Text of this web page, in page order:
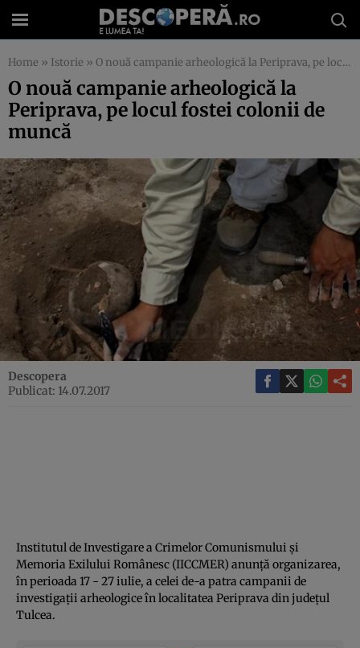
Home » Istorie » O nouă campanie arheologică la Periprava, pe locul fostei colonii de muncă
O nouă campanie arheologică la
Periprava, pe locul fostei colonii de
muncă
Descopera
Publicat: 14.07.2017
Institutul de Investigare a Crimelor Comunismului şi
Memoria Exilului Românesc (IICCMER) anunţă organizarea,
în perioada 17 - 27 iulie, a celei de-a patra campanii de
investigaţii arheologice în localitatea Periprava din judeţul
Tulcea.